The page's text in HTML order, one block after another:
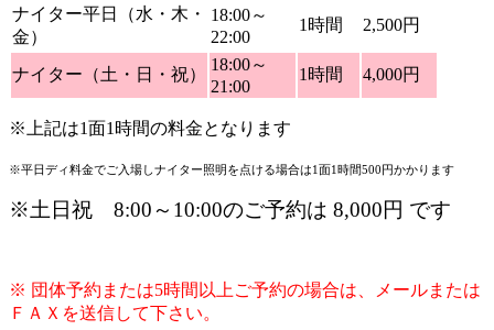
ナイター平日（水・木・
金）
18:00～
22:00
1時間 2,500円
ナイター（土・日・祝）
18:00～
21:00
1時間 4,000円
※上記は1面1時間の料金となります
※平日ディ料金でご入場しナイター照明を点ける場合は1面1時間500円かかります
※土日祝 8:00～10:00のご予約は 8,000円 です
※ 団体予約または5時間以上ご予約の場合は、メールまたは
ＦＡＸを送信して下さい。